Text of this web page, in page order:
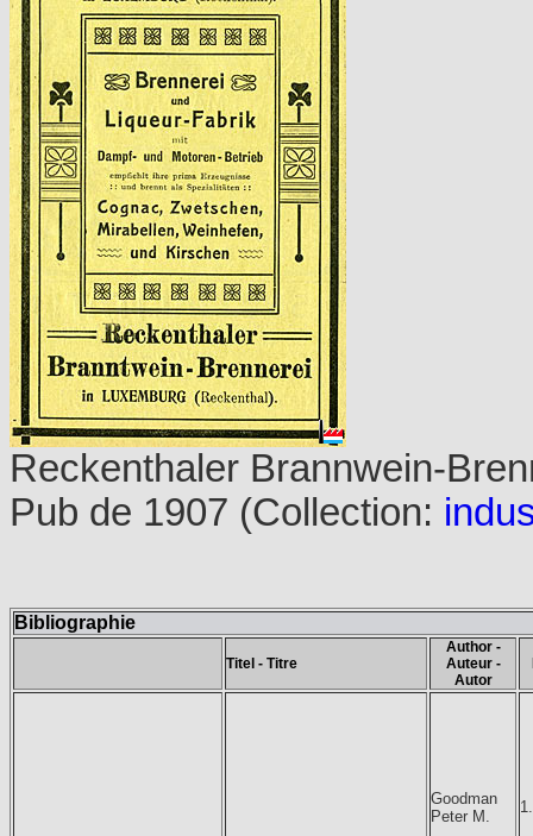
Reckenthaler Brannwein-
Pub de 1907 (Collection:
Bibliographie
Titel - Titre
Author -
Auteur -
Autor
Goodman
Peter M.